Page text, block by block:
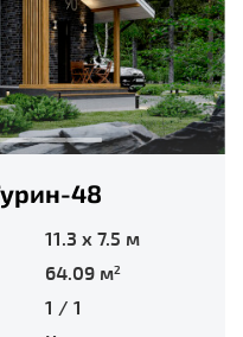
48
11.3 x 7.5 м
64.09 м2
1 / 1